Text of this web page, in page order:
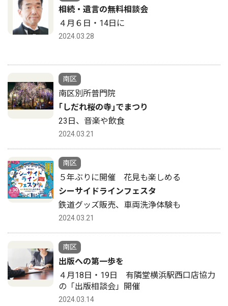
相続・遺言の無料相談会
４月６日・14日に
2024.03.28
南区
南区別所普門院
｢しだれ桜の寺｣でまつり
23日、音楽や飲食
2024.03.21
南区
５年ぶりに開催 花見も楽しめる
シーサイドラインフェスタ
鉄道グッズ販売、車両洗浄体験も
2024.03.21
南区
出版への第一歩を
４月18日・19日 有隣堂横浜駅西口店協力
の「出版相談会」開催
2024.03.14